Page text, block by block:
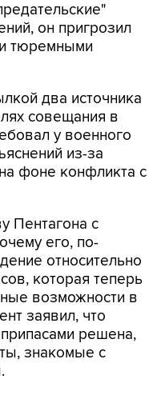
он пригрозил
тюремными
два источника
совещания в
у военного
из-за
фоне конфликта с
Пентагона с
его, по-
относительно
которая теперь
возможности в
заявил, что
решена,
знакомые с